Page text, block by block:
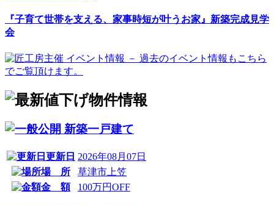
『子育て世帯を支える、家事時短が叶うお家』新築完成見学
会
新築一戸建て
更新日 2026年08月07日
場 所
草津市上笠
金 額
100万円OFF